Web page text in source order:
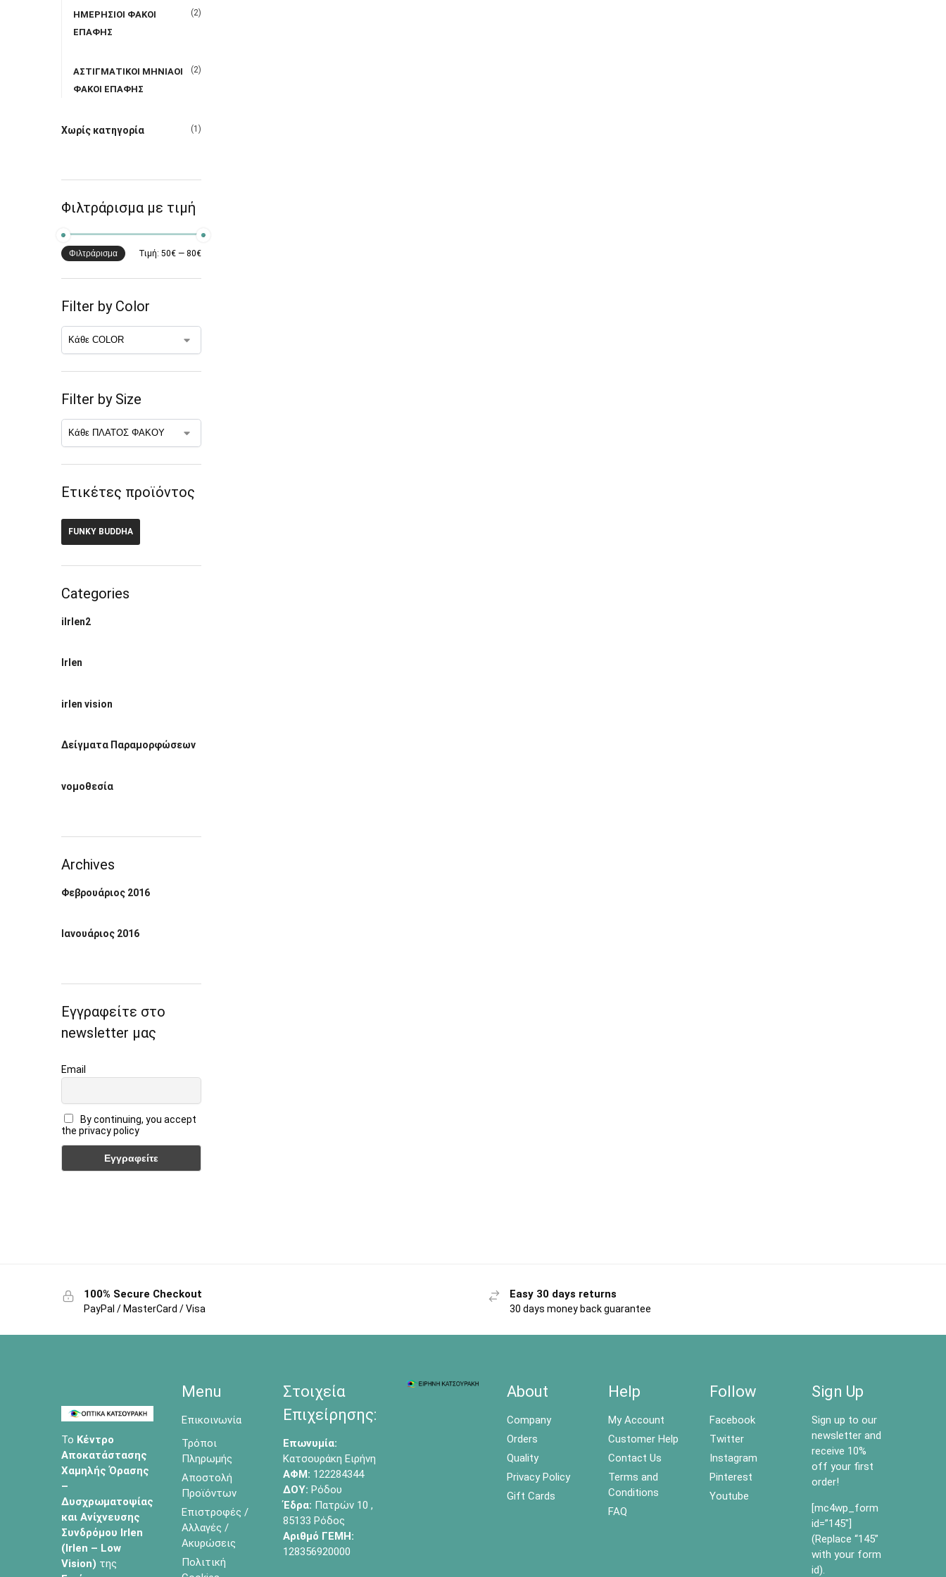
ΗΜΕΡΗΣΙΟΙ ΦΑΚΟΙ
ΕΠΑΦΗΣ
(2)
ΑΣΤΙΓΜΑΤΙΚΟΙ ΜΗΝΙΑΟΙ
ΦΑΚΟΙ ΕΠΑΦΗΣ
(2)
Χωρίς κατηγορία (1)
Φιλτράρισμα με τιμή
Φιλτράρισμα Τιμή: 50€— 80€
Filter by Color
Filter by Size
Ετικέτες προϊόντος
FUNKY BUDDHA
Categories
ilrlen2
Irlen
irlen vision
Δείγματα Παραμορφώσεων
νομοθεσία
Archives
Φεβρουάριος 2016
Ιανουάριος 2016
Εγγραφείτε στο
newsletter μας
Email
By continuing, you accept
the privacy policy
100% Secure Checkout
PayPal / MasterCard / Visa
Easy 30 days returns
30 days money back guarantee
Το Κέντρο
Αποκατάστασης
Χαμηλής Όρασης
–
Δυσχρωματοψίας
και Ανίχνευσης
Συνδρόμου Irlen
(Irlen – Low
Vision) της
Menu
Επικοινωνία
Τρόποι
Πληρωμής
Αποστολή
Προϊόντων
Επιστροφές /
Αλλαγές /
Ακυρώσεις
Πολιτική
Στοιχεία
Επιχείρησης:
Επωνυμία:
Κατσουράκη Ειρήνη
ΑΦΜ: 122284344
ΔΟΥ: Ρόδου
Έδρα: Πατρών 10 ,
85133 Ρόδος
Αριθμό ΓΕΜΗ:
128356920000
About
Company
Orders
Quality
Privacy Policy
Gift Cards
Help
My Account
Customer Help
Contact Us
Terms and
Conditions
FAQ
Follow
Facebook
Twitter
Instagram
Pinterest
Youtube
Sign Up
Sign up to our
newsletter and
receive 10%
off your first
order!
[mc4wp_form
id=”145″]
(Replace “145”
with your form
id).